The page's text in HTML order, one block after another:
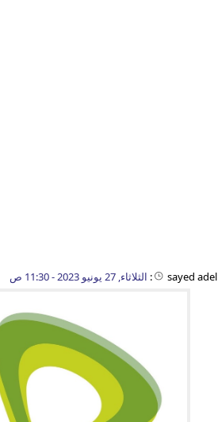
sayed adel
: الثلاثاء, 27 يونيو 2023 - 11:30 ص